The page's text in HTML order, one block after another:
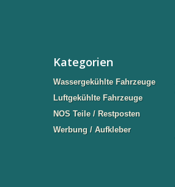
Kategorien
Wassergekühlte Fahrzeuge
Luftgekühlte Fahrzeuge
NOS Teile / Restposten
Werbung / Aufkleber